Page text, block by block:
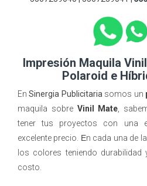
Impresión Maquila
Polaroid e
EnSinergia Publicitaria somos un
maquila sobre Vinil Mate ,
tener tus proyectos con una
excelente precio. En cada una de
los colores teniendo
costo.